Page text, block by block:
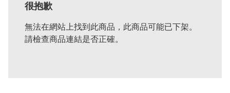
很抱歉
無法在網站上找到此商品，此商品可能已下架。
請檢查商品連結是否正確。